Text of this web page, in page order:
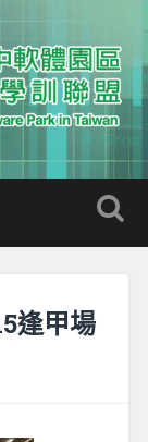
區發展
Software Park
逢甲場